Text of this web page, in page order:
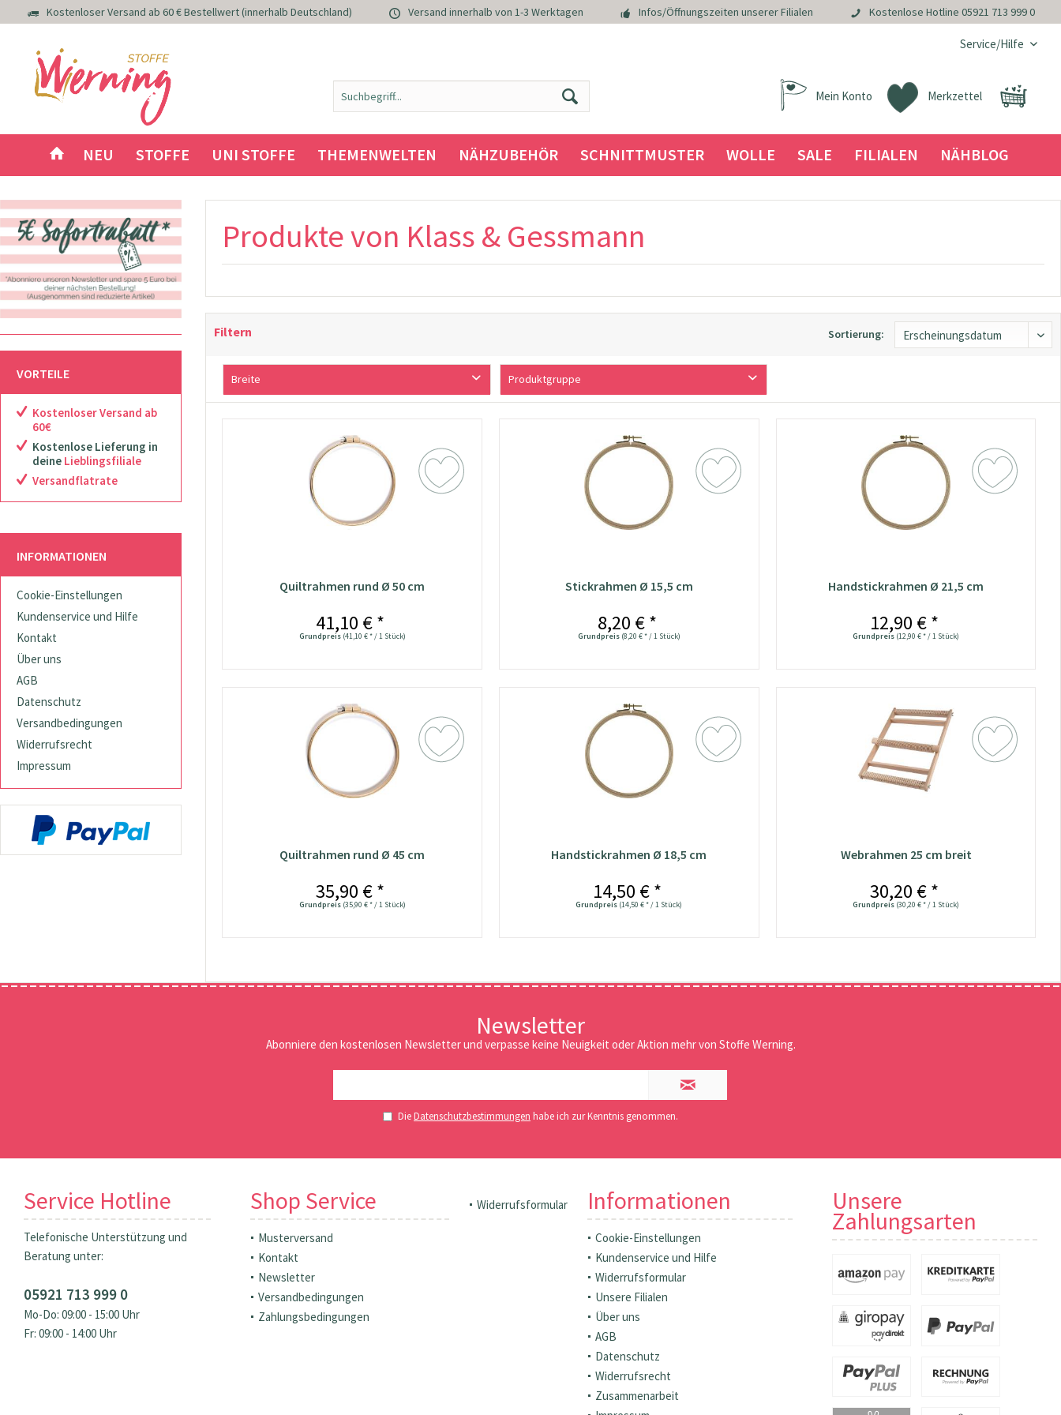
Kostenloser Versand ab 60 € Bestellwert (innerhalb Deutschland) Versand innerhalb von 1-3 Werktagen Infos/Öffnungszeiten unserer Filialen Kostenlose Hotline 05921 713 999 0
Service/Hilfe
Merkzettel
Mein Konto
NEU STOFFE UNI STOFFE THEMENWELTEN NÄHZUBEHÖR SCHNITTMUSTER WOLLE SALE FILIALEN NÄHBLOG
VORTEILE
Kostenloser Versand ab
60€
Kostenlose Lieferung in
deine Lieblingsfiliale
Versandflatrate
INFORMATIONEN
Cookie-Einstellungen
Kundenservice und Hilfe
Kontakt
Über uns
AGB
Datenschutz
Versandbedingungen
Widerrufsrecht
Impressum
Produkte von Klass & Gessmann
Filtern Sortierung:
Breite
25 cm
Produktgruppe
Nähzubehör
Quiltrahmen rund Ø 50 cm
41,10 € *
Grundpreis (41,10 € * / 1 Stück)
Stickrahmen Ø 15,5 cm
8,20 € *
Grundpreis (8,20 € * / 1 Stück)
Handstickrahmen Ø 21,5 cm
12,90 € *
Grundpreis (12,90 € * / 1 Stück)
Quiltrahmen rund Ø 45 cm
35,90 € *
Grundpreis (35,90 € * / 1 Stück)
Handstickrahmen Ø 18,5 cm
14,50 € *
Grundpreis (14,50 € * / 1 Stück)
Webrahmen 25 cm breit
30,20 € *
Grundpreis (30,20 € * / 1 Stück)
Newsletter
Abonniere den kostenlosen Newsletter und verpasse keine Neuigkeit oder Aktion mehr von Stoffe Werning.
DieDatenschutzbestimmungen habe ich zur Kenntnis genommen.
Service Hotline
Telefonische Unterstützung und
Beratung unter:
05921 713 999 0
Mo-Do: 09:00 - 15:00 Uhr
Fr: 09:00 - 14:00 Uhr
Shop Service
Musterversand
Kontakt
Newsletter
Versandbedingungen
Zahlungsbedingungen
Widerrufsformular Informationen
Cookie-Einstellungen
Kundenservice und Hilfe
Widerrufsformular
Unsere Filialen
Über uns
AGB
Datenschutz
Widerrufsrecht
Zusammenarbeit
Unsere
Zahlungsarten